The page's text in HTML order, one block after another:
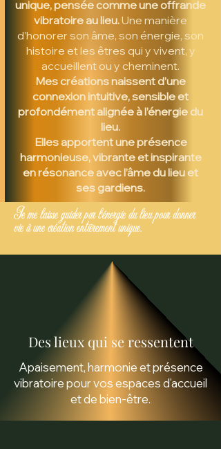
unique, pensée comme une offrande
vibratoire au lieu.Une manière
d’honorer son âme, son énergie, son
histoire et les êtres qui y vivent, y
accueillent ou y cheminent.
Mes créations naissent d’une
connexion intuitive, sensible et
profondément alignée à l’énergie du
lieu.
Elles apportent une présence
harmonieuse, vibrante et inspirante
en résonance avec l’âme du lieu et
ses gardiens.
Je me laisse guider par l’énergie du lieu pour donner
vie à une création entièrement unique.
Des lieux qui se ressentent
Apaisement, harmonie et présence
vibratoire pour vos espaces d’accueil
et de bien-être.